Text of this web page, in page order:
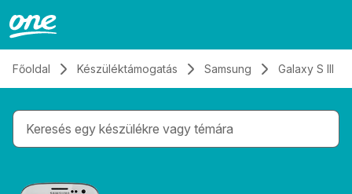
Főoldal Készüléktámogatás Samsung Galaxy S III
Gépelés közben megjelennek a keresési